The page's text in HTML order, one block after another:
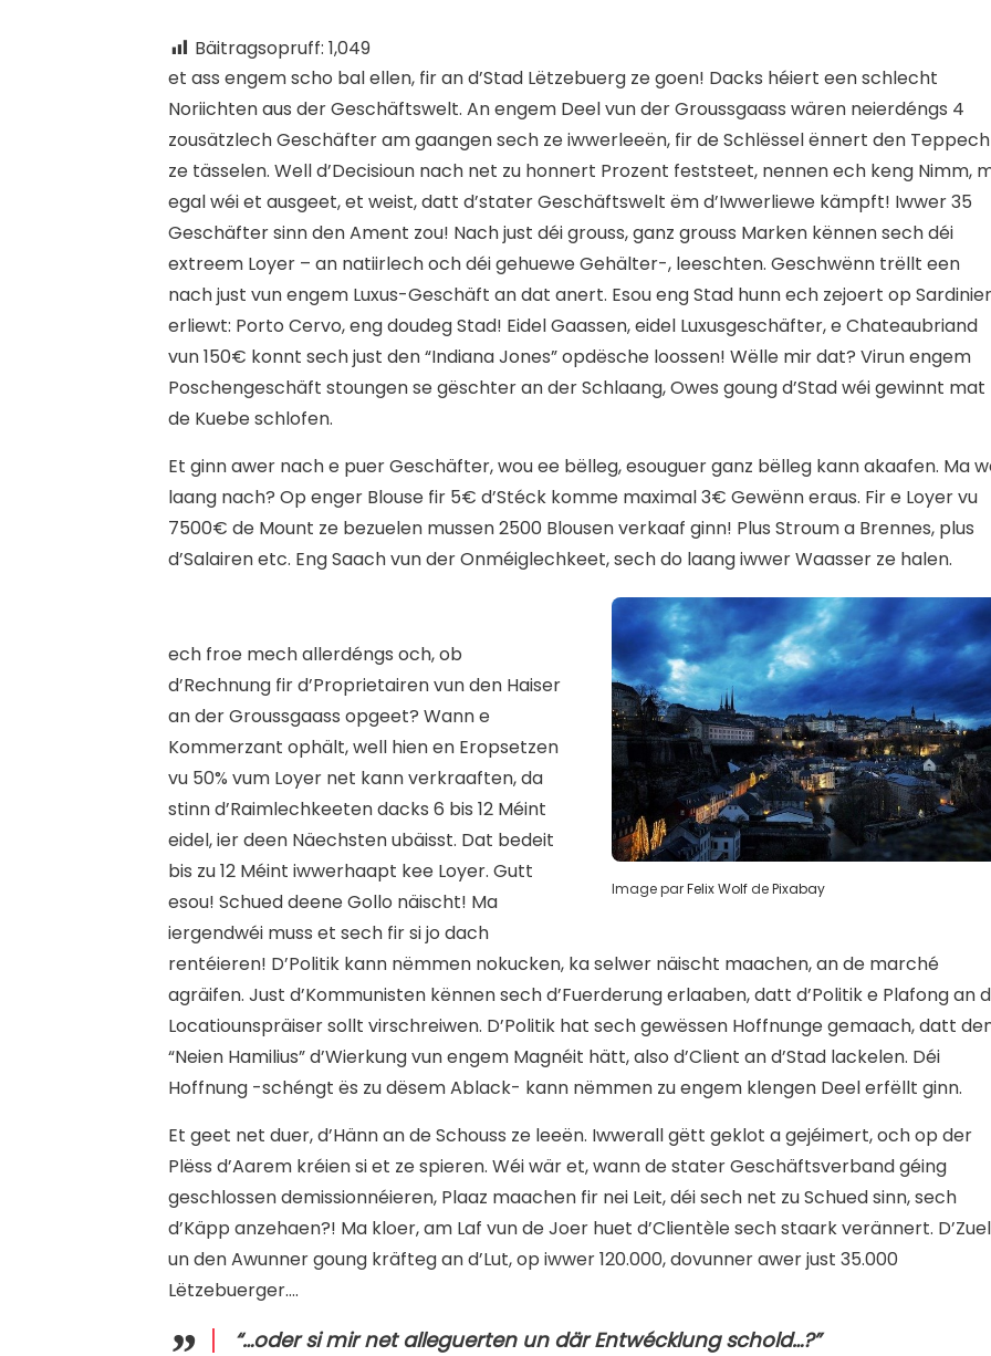
Bäitragsopruff: 1,049
et ass engem scho bal ellen, fir an d’Stad Lëtzebuerg ze goen! Dacks héiert een schlecht
Noriichten aus der Geschäftswelt. An engem Deel vun der Groussgaass wären neierdéngs 4
zousätzlech Geschäfter am gaangen sech ze iwwerleeën, fir de Schlëssel ënnert den Teppech
ze tässelen. Well d’Decisioun nach net zu honnert Prozent feststeet, nennen ech keng Nimm,
egal wéi et ausgeet, et weist, datt d’stater Geschäftswelt ëm d’Iwwerliewe kämpft! Iwwer 35
Geschäfter sinn den Ament zou! Nach just déi grouss, ganz grouss Marken kënnen sech déi
extreem Loyer – an natiirlech och déi gehuewe Gehälter-, leeschten. Geschwënn trëllt een
nach just vun engem Luxus-Geschäft an dat anert. Esou eng Stad hunn ech zejoert op
erliewt: Porto Cervo, eng doudeg Stad! Eidel Gaassen, eidel Luxusgeschäfter, e Chateaubriand
vun 150€ konnt sech just den “Indiana Jones” opdësche loossen! Wëlle mir dat? Virun engem
Poschengeschäft stoungen se gëschter an der Schlaang, Owes goung d’Stad wéi gewinnt mat
de Kuebe schlofen.
Et ginn awer nach e puer Geschäfter, wou ee bëlleg, esouguer ganz bëlleg kann akaafen. Ma
laang nach? Op enger Blouse fir 5€ d’Stéck komme maximal 3€ Gewënn eraus. Fir e Loyer vu
7500€ de Mount ze bezuelen mussen 2500 Blousen verkaaf ginn! Plus Stroum a Brennes, plus
d’Salairen etc. Eng Saach vun der Onméiglechkeet, sech do laang iwwer Waasser ze halen.
Image parFelix Wolf dePixabay
ech froe mech allerdéngs och, ob
d’Rechnung fir d’Proprietairen vun den Haiser
an der Groussgaass opgeet? Wann e
Kommerzant ophält, well hien en Eropsetzen
vu 50% vum Loyer net kann verkraaften, da
stinn d’Raimlechkeeten dacks 6 bis 12 Méint
eidel, ier deen Näechsten ubäisst. Dat bedeit
bis zu 12 Méint iwwerhaapt kee Loyer. Gutt
esou! Schued deene Gollo näischt! Ma
iergendwéi muss et sech fir si jo dach
rentéieren! D’Politik kann nëmmen nokucken, ka selwer näischt maachen, an de marché
agräifen. Just d’Kommunisten kënnen sech d’Fuerderung erlaaben, datt d’Politik e Plafong an
Locatiounspräiser sollt virschreiwen. D’Politik hat sech gewëssen Hoffnunge gemaach, datt
“Neien Hamilius” d’Wierkung vun engem Magnéit hätt, also d’Client an d’Stad lackelen. Déi
Hoffnung -schéngt ës zu dësem Ablack- kann nëmmen zu engem klengen Deel erfëllt ginn.
Et geet net duer, d’Hänn an de Schouss ze leeën. Iwwerall gëtt geklot a gejéimert, och op der
Plëss d’Aarem kréien si et ze spieren. Wéi wär et, wann de stater Geschäftsverband géing
geschlossen demissionnéieren, Plaaz maachen fir nei Leit, déi sech net zu Schued sinn, sech
d’Käpp anzehaen?! Ma kloer, am Laf vun de Joer huet d’Clientèle sech staark verännert. D’Zuel
un den Awunner goung kräfteg an d’Lut, op iwwer 120.000, dovunner awer just 35.000
Lëtzebuerger….
“…oder si mir net alleguerten un där Entwécklung schold…?”